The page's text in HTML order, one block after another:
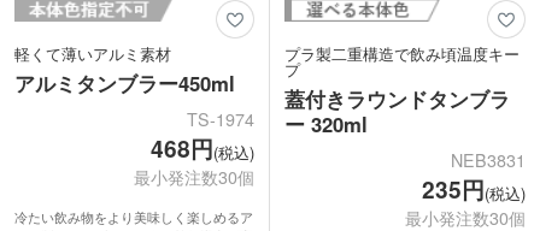
軽くて薄いアルミ素材
アルミタンブラー450ml
TS-1974
468円(税込)
最小発注数30個
冷たい飲み物をより美味しく楽しめるア
プラ製二重構造で飲み頃温度キー
プ
蓋付きラウンドタンブラ
ー 320ml
NEB3831
235円(税込)
最小発注数30個